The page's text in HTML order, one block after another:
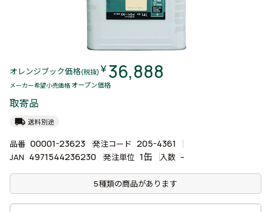
オレンジブック価格(税抜) ￥36,888
メーカー希望小売価格 オープン価格
取寄品
local_shipping 送料別途
品番 00001-23623 発注コード 205-4361
JAN 4971544236230 発注単位 1缶 入数 -
5種類の商品があります